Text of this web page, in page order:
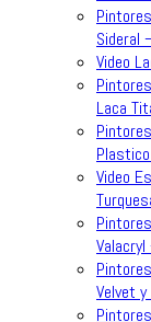
Sideral
Video
Laca
Video
Velvet